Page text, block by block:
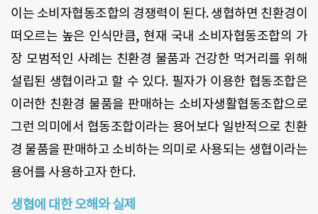
이는 소비자협동조합의 경쟁력이 된다. 생협하면 친환경이
떠오르는 높은 인식만큼, 현재 국내 소비자협동조합의 가
장 모범적인 사례는 친환경 물품과 건강한 먹거리를 위해
설립된 생협이라고 할 수 있다. 필자가 이용한 협동조합은
이러한 친환경 물품을 판매하는 소비자생활협동조합으로
그런 의미에서 협동조합이라는 용어보다 일반적으로 친환
경 물품을 판매하고 소비하는 의미로 사용되는 생협이라는
용어를 사용하고자 한다.
생협에 대한 오해와 실제